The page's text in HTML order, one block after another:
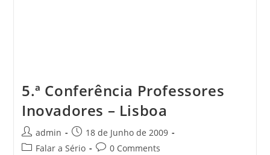
5.ª Conferência Professores
Inovadores – Lisboa
Post
author:
admin
Post
published:
18 de Junho de 2009
PostFalar a Sério
Post0 Comments